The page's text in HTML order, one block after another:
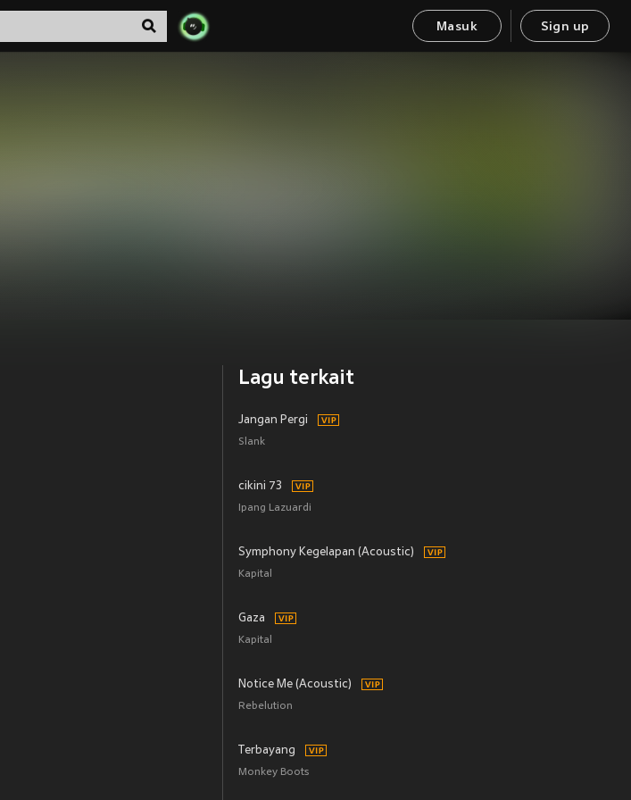
Masuk Sign up
Lagu terkait
Jangan Pergi
Slank
cikini 73
Ipang Lazuardi
Symphony Kegelapan (Acoustic)
Kapital
Gaza
Kapital
Notice Me (Acoustic)
Rebelution
Terbayang
Monkey Boots